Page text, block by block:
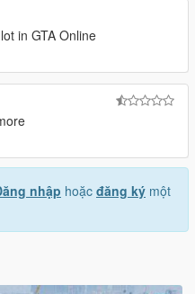
in GTA Online
nhập hoặc đăng ký một